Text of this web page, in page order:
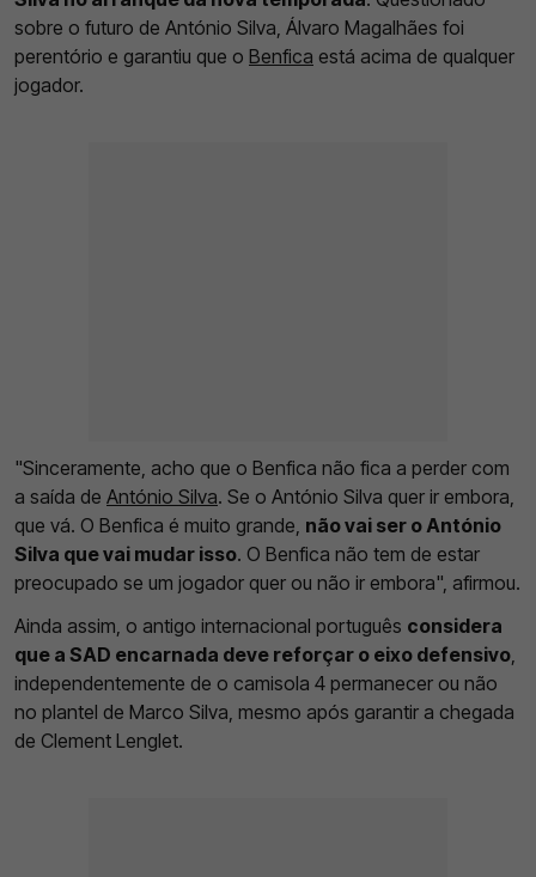
sobre o futuro de António Silva, Álvaro Magalhães foi
perentório e garantiu que o Benfica está acima de qualquer
jogador.
"Sinceramente, acho que o Benfica não fica a perder com
a saída de António Silva. Se o António Silva quer ir embora,
que vá. O Benfica é muito grande, não vai ser o António
Silva que vai mudar isso. O Benfica não tem de estar
preocupado se um jogador quer ou não ir embora", afirmou.
Ainda assim, o antigo internacional português considera
que a SAD encarnada deve reforçar o eixo defensivo
independentemente de o camisola 4 permanecer ou não
no plantel de Marco Silva, mesmo após garantir a chegada
de Clement Lenglet.